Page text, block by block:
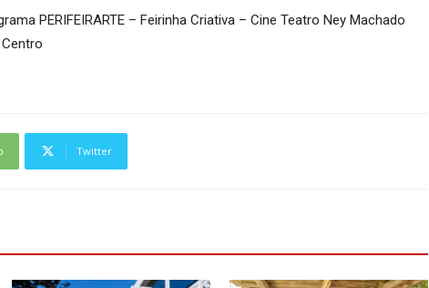
PERIFEIRARTE – Feirinha Criativa – Cine Teatro Ney Machado
Twitter